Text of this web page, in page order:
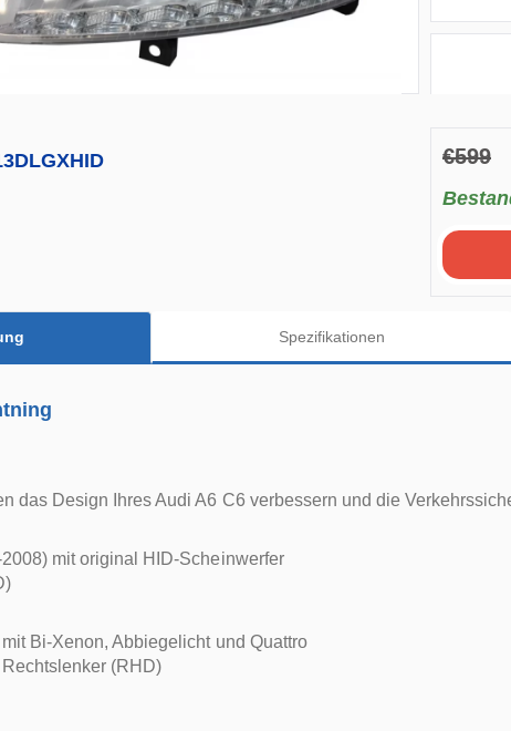
€599
Spezifikationen
das Design Ihres Audi A6 C6 verbessern und die
mit original HID-Scheinwerfer
Bi-Xenon, Abbiegelicht und Quattro
(RHD)